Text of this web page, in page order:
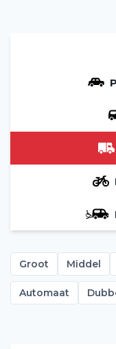
Groot Middel
Automaat